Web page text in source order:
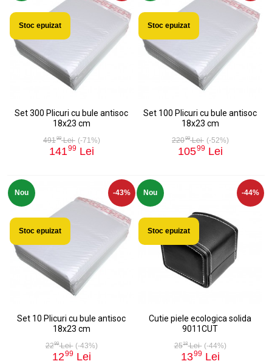
Stoc epuizat
Set 300 Plicuri cu bule antisoc
18x23 cm
49199Lei (-71%)
14199 Lei
Stoc epuizat
Set 100 Plicuri cu bule antisoc
18x23 cm
22099Lei (-52%)
10599 Lei
Nou -43%
Stoc epuizat
Set 10 Plicuri cu bule antisoc
18x23 cm
2299Lei (-43%)
1299 Lei
Nou -44%
Stoc epuizat
Cutie piele ecologica solida
9011CUT
2518Lei (-44%)
1399 Lei